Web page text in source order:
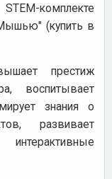
комплекте
(купить в
престиж
воспитывает
знания о
развивает